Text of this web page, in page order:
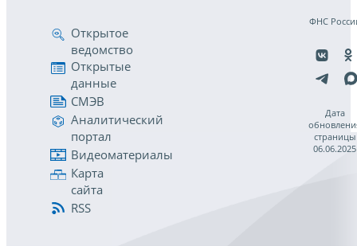
Открытое
ведомство
Открытые
данные
СМЭВ
Аналитический
портал
Видеоматериалы
Карта
сайта
RSS
ФНС
Дата
страницы
06.06.2025